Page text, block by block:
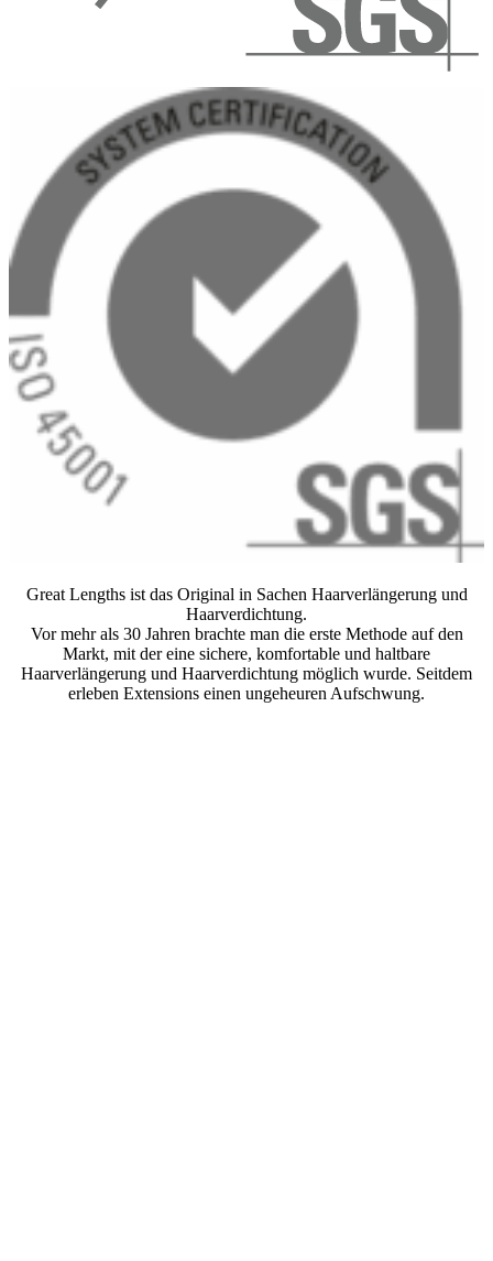
Great Lengths ist das Original in Sachen Haarverlängerung und
Haarverdichtung.
Vor mehr als 30 Jahren brachte man die erste Methode auf den
Markt, mit der eine sichere, komfortable und haltbare
Haarverlängerung und Haarverdichtung möglich wurde. Seitdem
erleben Extensions einen ungeheuren Aufschwung.